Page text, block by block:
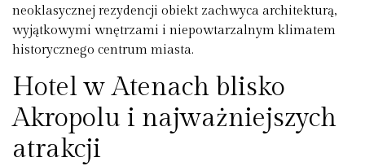
neoklasycznej rezydencji obiekt zachwyca architekturą,
wyjątkowymi wnętrzami i niepowtarzalnym klimatem
historycznego centrum miasta.
Hotel w Atenach blisko
Akropolu i najważniejszych
atrakcji